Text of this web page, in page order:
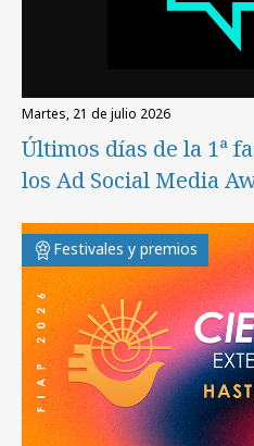
martes, 21 de julio 2026
Últimos días de la 1ª
los Ad Social Media
Festivales y premios